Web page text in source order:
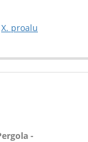
X. proalu
-